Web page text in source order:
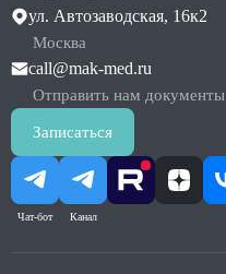
Москва
ул. Автозаводская, 16к2
Отправить нам документы
call@mak-med.ru
Чат-бот Канал
Записаться